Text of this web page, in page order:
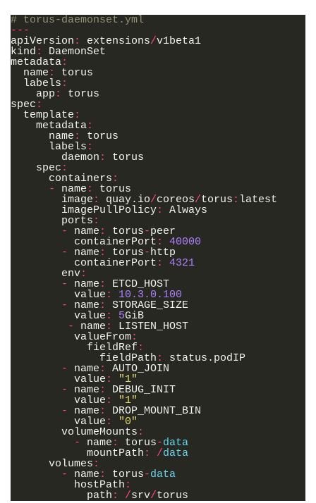
# torus-daemonset.yml
---
apiVersion : extensions/v1beta1
kind :
DaemonSet
metadata:
name :
torus
labels :
app :
torus
spec :
template :
metadata:
name :
torus
labels :
daemon :
torus
spec :
containers :
-
name :
torus
image : quay. io/coreos/torus : latest
imagePullPolicy:
Always
ports :
-
name : torus-peer
containerPort :
40000
-
name : torus-http
containerPort :
4321
env:
-
name :
ETCD_HOST
value :
10.3.0.100
-
name :
STORAGE_SIZE
value : 5GiB
-
name :
LISTEN_HOST
valueFrom:
fieldRef :
fieldPath : status . podIP
-
name :
AUTO_JOIN
value :
"1"
-
name :
DEBUG_INIT
value :
"1"
-
name :
DROP_MOUNT_BIN
value :
"0"
volumeMounts :
-
name : torus-data
mountPath : /data
volumes :
-
name : torus-data
hostPath :
path : /srv/torus